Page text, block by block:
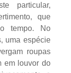
particular,
que
tempo. No
uma espécie
roupas
em louvor do